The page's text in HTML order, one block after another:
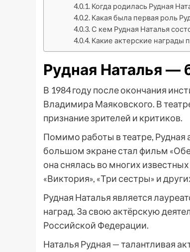
Когда родилась Рудная
Какая была первая роль
С кем Рудная Наталья
Какие актерские награды
Рудная Наталья —
В 1984 году после окончания
Владимира Маяковского. В
признание зрителей и критиков.
Помимо работы в театре, Рудная
большом экране стал фильм
она снялась во многих
«Виктория», «Три сестры» и
Рудная Наталья является
наград. За свою актёрскую
Российской Федерации.
Наталья Рудная — талантливая